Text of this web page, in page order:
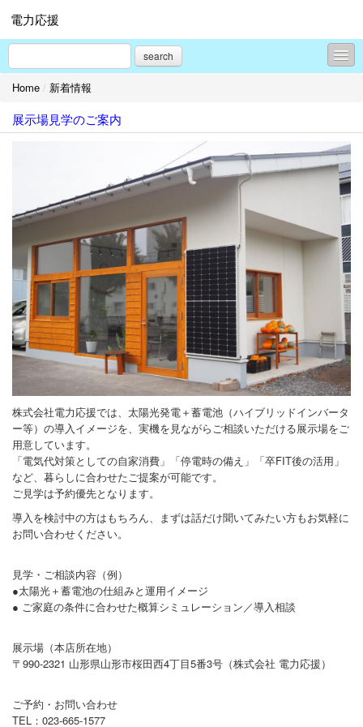
電力応援
search
新着情報
事例
個人
法人
技術
商談
プロフィール
お問合せ
Home / 新着情報
展示場見学のご案内
株式会社電力応援では、太陽光発電＋蓄電池（ハイブリッドインバータ
ー等）の導入イメージを、実機を見ながらご相談いただける展示場をご
用意しています。
「電気代対策としての自家消費」「停電時の備え」「卒FIT後の活用」
など、暮らしに合わせたご提案が可能です。
ご見学は予約優先となります。
導入を検討中の方はもちろん、まずは話だけ聞いてみたい方もお気軽に
お問い合わせください。
見学・ご相談内容（例）
●太陽光＋蓄電池の仕組みと運用イメージ
● ご家庭の条件に合わせた概算シミュレーション／導入相談
展示場（本店所在地）
〒990-2321 山形県山形市桜田西4丁目5番3号（株式会社 電力応援）
ご予約・お問い合わせ
TEL：023-665-1577